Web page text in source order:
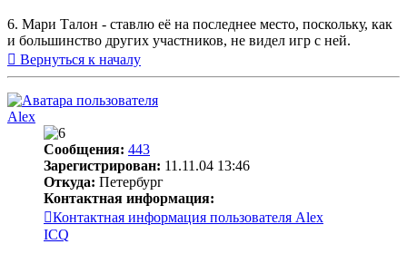
6. Мари Талон - ставлю её на последнее место, поскольку, как
и большинство других участников, не видел игр с ней.
Вернуться к началу
Alex
Сообщения: 443
Зарегистрирован: 11.11.04 13:46
Откуда: Петербург
Контактная информация:
Контактная информация пользователя Alex
ICQ